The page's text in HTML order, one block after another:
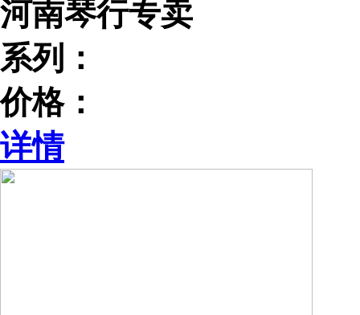
河南琴行专卖
系列：
价格：
详情